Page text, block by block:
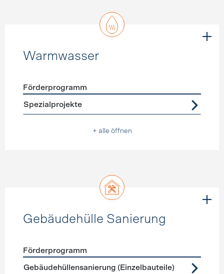
Warmwasser
Förderprogramme
Förderprogramm
Spezialprojekte
+ alle öffnen
Gebäudehülle Sanierung
Förderprogramme Gebäudehülle Sanierung
Förderprogramm
Gebäudehüllensanierung (Einzelbauteile)